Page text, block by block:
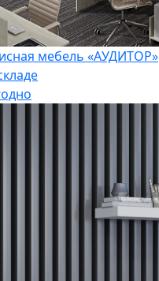
мебель «АУДИТОР»